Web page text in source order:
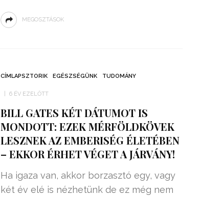
MEGOSZTÁSOK
CÍMLAPSZTORIK EGÉSZSÉGÜNK TUDOMÁNY
6 ÉV EZELŐTT
BILL GATES KÉT DÁTUMOT IS
MONDOTT: EZEK MÉRFÖLDKÖVEK
LESZNEK AZ EMBERISÉG ÉLETÉBEN
– EKKOR ÉRHET VÉGET A JÁRVÁNY!
Ha igaza van, akkor borzasztó egy, vagy
két év elé is nézhetünk de ez még nem